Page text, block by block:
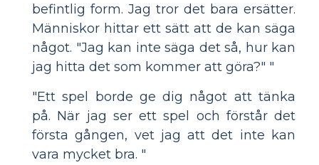
befintlig form. Jag tror det bara ersätter.
Människor hittar ett sätt att de kan säga
något. "Jag kan inte säga det så, hur kan
jag hitta det som kommer att göra?" "
"Ett spel borde ge dig något att tänka
på. När jag ser ett spel och förstår det
första gången, vet jag att det inte kan
vara mycket bra. "